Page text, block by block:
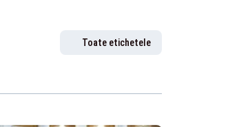
Toate etichetele